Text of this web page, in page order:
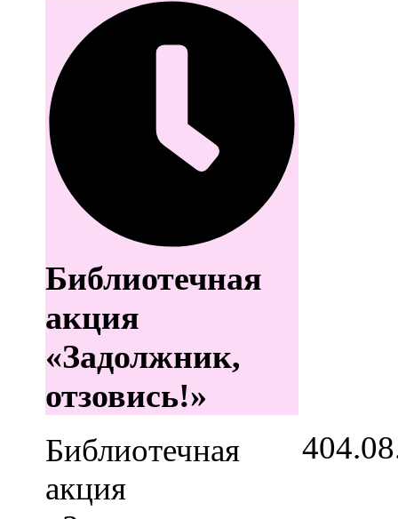
Библиотечная
акция
«Задолжник,
отзовись!»
Библиотечная
акция
4